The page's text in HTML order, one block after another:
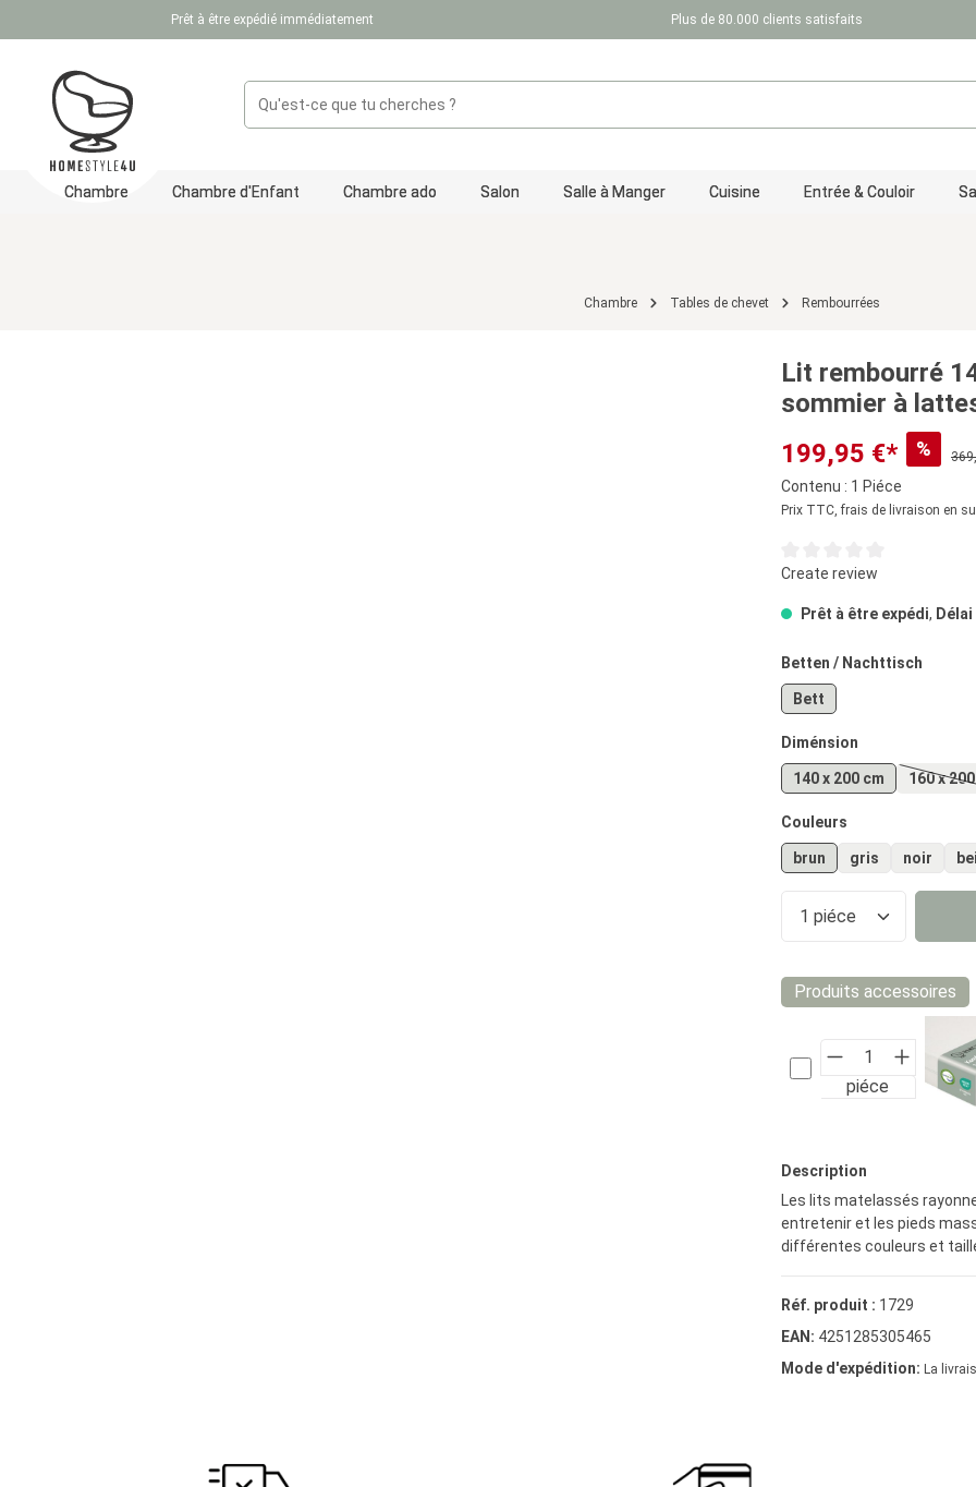
au contenu principal
Passer à la navigation principalePrêt à être expédié immédiatement Plus de 80.000 clients satisfaits
Chambre Chambre d'Enfant Chambre ado Salon Salle à Manger Cuisine Entrée & Couloir
Chambre Tables de chevet Rembourrées
Lit rembourré
sommier à
199,95 €*
%
Contenu : 1 Piéce
Prix TTC, frais de livraison en
Note moyenne de 0 sur 5
Create review
Prêt à être expédi,
Sélectionnez
Betten / Nachttisch
Bett
Sélectionnez
Diménsion
140 x 200 cm 160 x
Sélectionnez
Couleurs
brun gris noir
Quantité de
Produits accessoires
piéce
Description
Les lits matelassés
entretenir et les pieds
différentes couleurs et
Réf. produit : 1729
EAN: 4251285305465
Mode d'expédition: La